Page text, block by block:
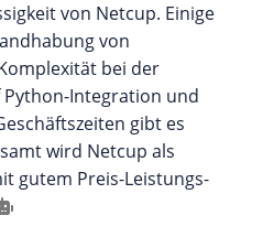
von Netcup. Einige
von
bei der
Python-Integration und
gibt es
wird Netcup als
gutem Preis-Leistungs-